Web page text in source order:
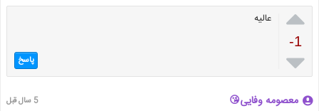

-1

عالیه
پاسخ
معصومه وفایی😘 5 سال قبل